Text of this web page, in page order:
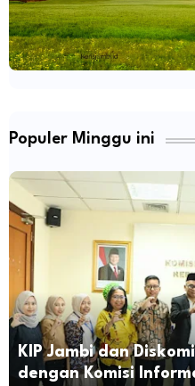
Populer Minggu ini
KIP Jambi dan
dengan Komisi